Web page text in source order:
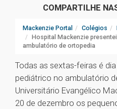
COMPARTILHE
Mackenzie Portal Colégios
Hospital Mackenzie
ambulatório de ortopedia
Todas as sextas-feiras é
pediátrico no ambulatório
Universitário Evangélico
20 de dezembro os